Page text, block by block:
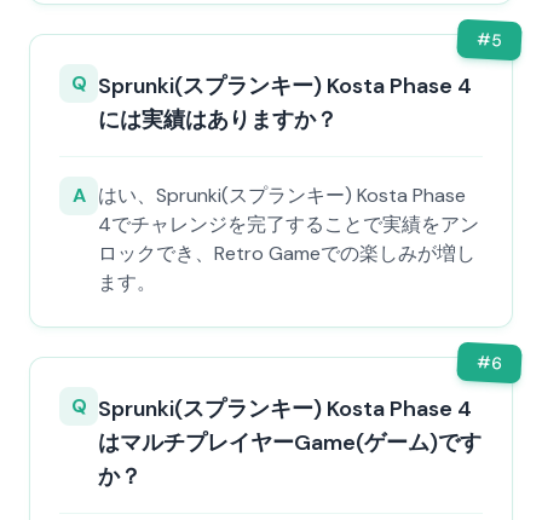
#5
Q Sprunki(スプランキー) Kosta Phase 4
には実績はありますか？
A はい、Sprunki(スプランキー) Kosta Phase
4でチャレンジを完了することで実績をアン
ロックでき、Retro Gameでの楽しみが増し
ます。
#6
Q Sprunki(スプランキー) Kosta Phase 4
はマルチプレイヤーGame(ゲーム)です
か？